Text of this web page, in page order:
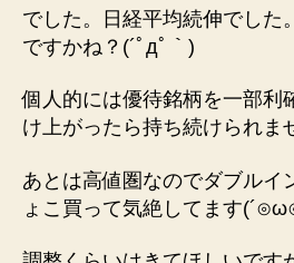
でした。日経平均続伸でした
ですかね？(´ﾟдﾟ｀)
個人的には優待銘柄を一部利
け上がったら持ち続けられま
あとは高値圏なのでダブルイ
ょこ買って気絶してます